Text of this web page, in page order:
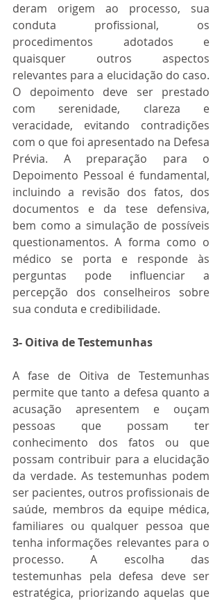
deram origem ao processo, sua
conduta profissional, os
procedimentos adotados e
quaisquer outros aspectos
relevantes para a elucidação do caso.
O depoimento deve ser prestado
com serenidade, clareza e
veracidade, evitando contradições
com o que foi apresentado na Defesa
Prévia. A preparação para o
Depoimento Pessoal é fundamental,
incluindo a revisão dos fatos, dos
documentos e da tese defensiva,
bem como a simulação de possíveis
questionamentos. A forma como o
médico se porta e responde às
perguntas pode influenciar a
percepção dos conselheiros sobre
sua conduta e credibilidade.
3- Oitiva de Testemunhas
A fase de Oitiva de Testemunhas
permite que tanto a defesa quanto a
acusação apresentem e ouçam
pessoas que possam ter
conhecimento dos fatos ou que
possam contribuir para a elucidação
da verdade. As testemunhas podem
ser pacientes, outros profissionais de
saúde, membros da equipe médica,
familiares ou qualquer pessoa que
tenha informações relevantes para o
processo. A escolha das
testemunhas pela defesa deve ser
estratégica, priorizando aquelas que